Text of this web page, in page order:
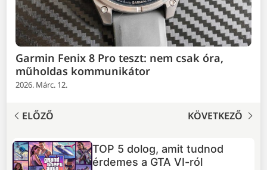
Garmin Fenix 8 Pro teszt: nem csak óra,
műholdas kommunikátor
2026. Márc. 12.
ELŐZŐ KÖVETKEZŐ
TOP 5 dolog, amit tudnod
érdemes a GTA VI-ról